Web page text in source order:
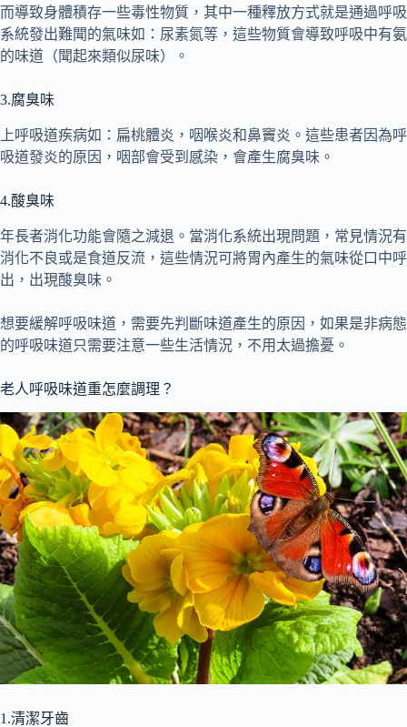
而導致身體積存一些毒性物質，其中一種釋放方式就是通過呼吸
系統發出難聞的氣味如：尿素氮等，這些物質會導致呼吸中有氨
的味道（聞起來類似尿味）。
3.腐臭味
上呼吸道疾病如：扁桃體炎，咽喉炎和鼻竇炎。這些患者因為呼
吸道發炎的原因，咽部會受到感染，會產生腐臭味。
4.酸臭味
年長者消化功能會隨之減退。當消化系統出現問題，常見情況有
消化不良或是食道反流，這些情況可將胃內產生的氣味從口中呼
出，出現酸臭味。
想要緩解呼吸味道，需要先判斷味道產生的原因，如果是非病態
的呼吸味道只需要注意一些生活情況，不用太過擔憂。
老人呼吸味道重怎麼調理？
1.清潔牙齒